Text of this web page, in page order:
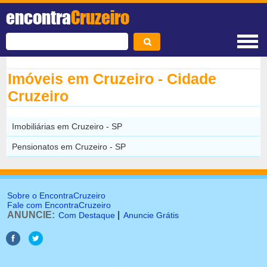
encontraCruzeiro
Imóveis em Cruzeiro - Cidade
Cruzeiro
Imobiliárias em Cruzeiro - SP
Pensionatos em Cruzeiro - SP
Sobre o EncontraCruzeiro
Fale com EncontraCruzeiro
ANUNCIE: Com Destaque Anuncie Grátis